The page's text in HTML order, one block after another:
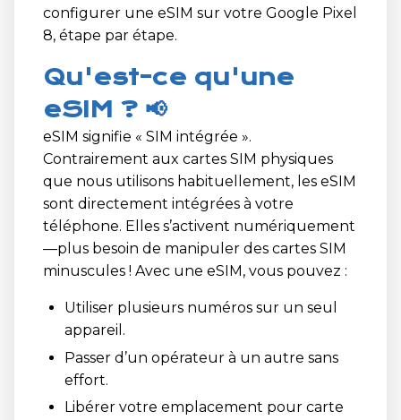
configurer une eSIM sur votre Google Pixel
8, étape par étape.
Qu'est-ce qu'une
eSIM ? 📢
eSIM signifie « SIM intégrée ».
Contrairement aux cartes SIM physiques
que nous utilisons habituellement, les eSIM
sont directement intégrées à votre
téléphone. Elles s’activent numériquement
—plus besoin de manipuler des cartes SIM
minuscules ! Avec une eSIM, vous pouvez :
Utiliser plusieurs numéros sur un seul
appareil.
Passer d’un opérateur à un autre sans
effort.
Libérer votre emplacement pour carte